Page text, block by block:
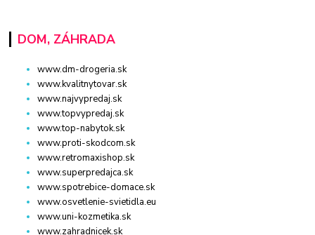
DOM, ZÁHRADA
www.dm-drogeria.sk
www.kvalitnytovar.sk
www.najvypredaj.sk
www.topvypredaj.sk
www.top-nabytok.sk
www.proti-skodcom.sk
www.retromaxishop.sk
www.superpredajca.sk
www.spotrebice-domace.sk
www.osvetlenie-svietidla.eu
www.uni-kozmetika.sk
www.zahradnicek.sk